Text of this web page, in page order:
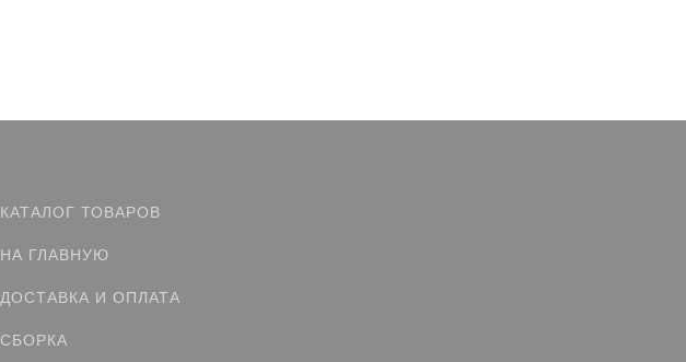
КАТАЛОГ ТОВАРОВ
НА ГЛАВНУЮ
ДОСТАВКА И ОПЛАТА
СБОРКА